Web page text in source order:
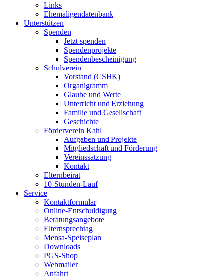
Links
Ehemaligendatenbank
Unterstützen
Spenden
Jetzt spenden
Spendenprojekte
Spendenbescheinigung
Schulverein
Vorstand (CSHK)
Organigramm
Glaube und Werte
Unterricht und Erziehung
Familie und Gesellschaft
Geschichte
Förderverein Kahl
Aufgaben und Projekte
Mitgliedschaft und Förderung
Vereinssatzung
Kontakt
Elternbeirat
10-Stunden-Lauf
Service
Kontaktformular
Online-Entschuldigung
Beratungsangebote
Elternsprechtag
Mensa-Speiseplan
Downloads
PGS-Shop
Webmailer
Anfahrt